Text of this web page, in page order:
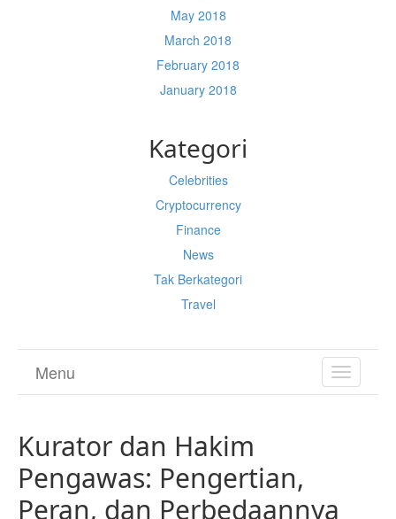
May 2018
March 2018
February 2018
January 2018
Kategori
Celebrities
Cryptocurrency
Finance
News
Tak Berkategori
Travel
TOGGLE
Menu
Kurator dan Hakim
Pengawas: Pengertian,
Peran, dan Perbedaannya